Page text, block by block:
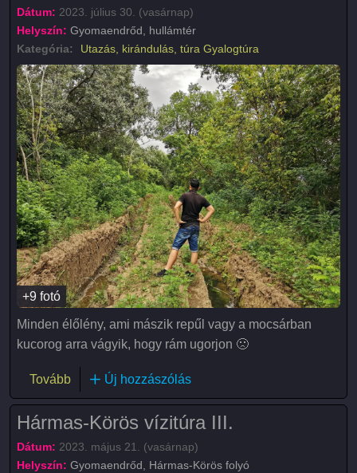
Dátum: 2023. július 30. (vasárnap)
Helyszín: Gyomaendrőd, hullámtér
Kategória:
Utazás, kirándulás, túra Gyalogtúra
+9 fotó
Minden élőlény, ami mászik repűl vagy a mocsárban
kucorog arra vágyik, hogy rám ugorjon 🙁
Tovább(Nyári séta a Hármas-Körös hullámterén található
Új hozzászólás
Hármas-Körös vízitúra III.
Dátum: 2023. május 21. (vasárnap)
Helyszín: Gyomaendrőd, Hármas-Körös folyó